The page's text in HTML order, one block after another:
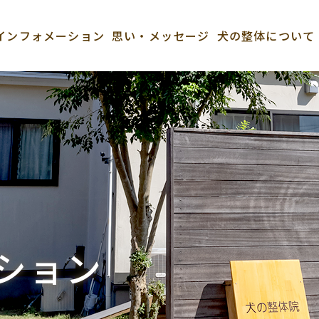
ンフォメーション 思い・メッセージ 犬の整体について
ョン